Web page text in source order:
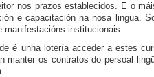
nos prazos establecidos. E o
e capacitación na nosa lingua.
manifestacións institucionais.
é unha lotería acceder a estes
os contratos do persoal